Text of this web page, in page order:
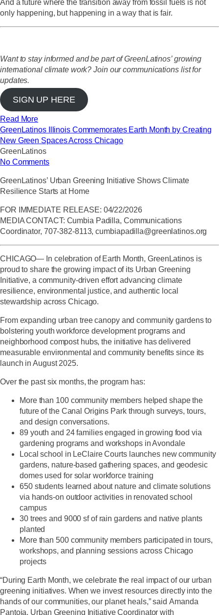
And a future where the transition away from fossil fuels is not
only happening, but happening in a way that is fair.
Want to stay informed and be part of GreenLatinos’ growing
international climate work? Join our communications list for
updates.
SIGN UP HERE
Read More
GreenLatinos Illinois Commemorates Earth Month by Creating
New Green Spaces Across Chicago
GreenLatinos
No Comments
GreenLatinos’ Urban Greening Initiative Shows Climate
Resilience Starts at Home
FOR IMMEDIATE RELEASE: 04/22/2026
MEDIA CONTACT: Cumbia Padilla, Communications
Coordinator, 707-382-8113,cumbiapadilla@greenlatinos.org
CHICAGO— In celebration of Earth Month, GreenLatinos is
proud to share the growing impact of its Urban Greening
Initiative, a community-driven effort advancing climate
resilience, environmental justice, and authentic local
stewardship across Chicago.
From expanding urban tree canopy and community gardens to
bolstering youth workforce development programs and
neighborhood compost hubs, the initiative has delivered
measurable environmental and community benefits since its
launch in August 2025.
Over the past six months, the program has:
More than 100 community members helped shape the
future of the Canal Origins Parkthrough surveys, tours,
and design conversations.
89 youth and 24 families engaged in growing food via
gardening programs and workshopsin Avondale
Local school in LeClaire Courts launches new community
gardens, nature-based gathering spaces, and geodesic
domes used for solar workforce training
650 students learned about nature and climate solutions
via hands-on outdoor activities in renovated school
campus
30 trees and 9000 sf of rain gardens and native plants
planted
More than 500 community members participated in tours,
workshops, and planning sessions across Chicago
projects
“During Earth Month, we celebrate the real impact of our urban
greening initiatives. When we invest resources directly into the
hands of our communities, our planet heals,” said Amanda
Pantoja, Urban Greening Initiative Coordinator with